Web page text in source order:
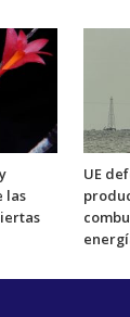
las
UE